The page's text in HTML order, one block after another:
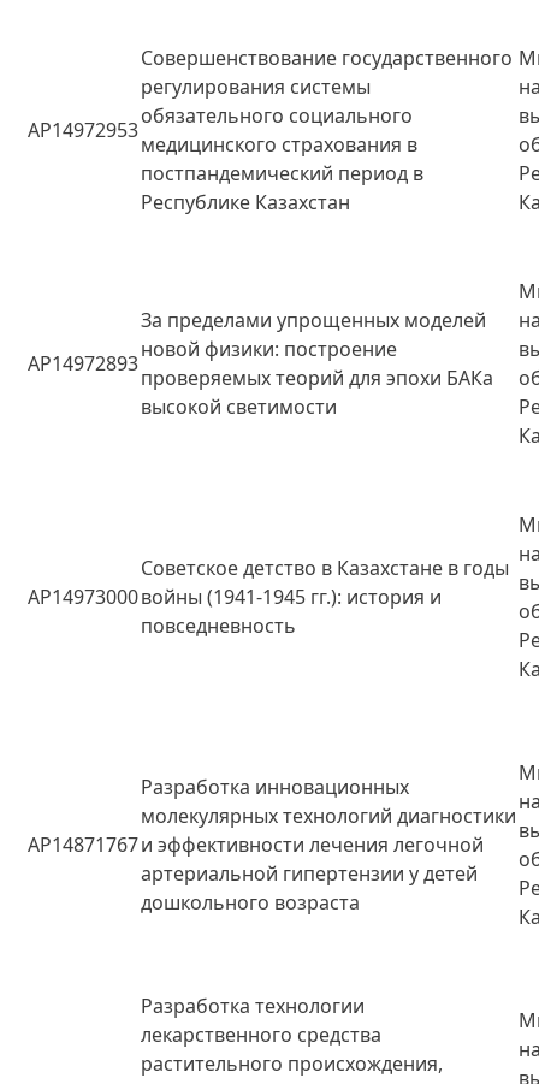
AP14972953
Совершенствование государственного
регулирования системы
обязательного социального
медицинского страхования в
постпандемический период в
Республике Казахстан
AP14972893
За пределами упрощенных моделей
новой физики: построение
проверяемых теорий для эпохи БАКа
высокой светимости
AP14973000
Советское детство в Казахстане в годы
войны (1941-1945 гг.): история и
повседневность
AP14871767
Разработка инновационных
молекулярных технологий диагностики
и эффективности лечения легочной
артериальной гипертензии у детей
дошкольного возраста
Разработка технологии
лекарственного средства
растительного происхождения,